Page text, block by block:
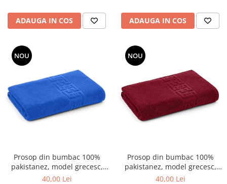
ADAUGA IN COS ADAUGA IN COS
NOU
Prosop din bumbac 100%
pakistanez, model grecesc,
Albastru , 70x130 cm
40,00 Lei
NOU
Prosop din bumbac 100%
pakistanez, model grecesc,
Grena , 70x130 cm
40,00 Lei